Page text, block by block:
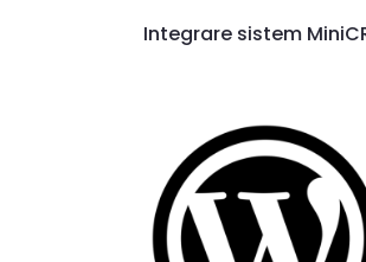
Integrare sistem